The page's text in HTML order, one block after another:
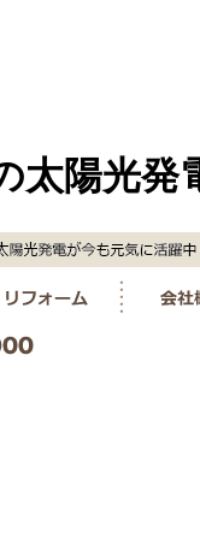
太陽光